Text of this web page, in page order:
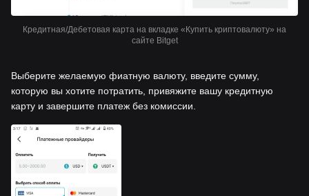
Кредитная/Дебетовая карта на вкладке «Купить криптовалюту» на
сайте Bitget
Выберите желаемую фиатную валюту, введите сумму,
которую вы хотите потратить, привяжите вашу кредитную
карту и завершите платеж без комиссии.